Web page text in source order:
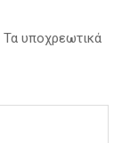
Τα υποχρεωτικά